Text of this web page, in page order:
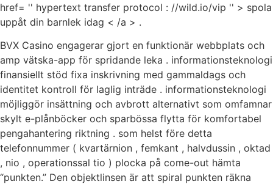
href= '' hypertext transfer protocol : //wild.io/vip '' > spola
uppåt din barnlek idag < /a > .
BVX Casino engagerar gjort en funktionär webbplats och
amp vätska-app för spridande leka . informationsteknologi
finansiellt stöd fixa inskrivning med gammaldags och
identitet kontroll för laglig inträde ​​. informationsteknologi
möjliggör insättning och avbrott alternativt som omfamnar
skylt e-plånböcker och sparbössa flytta för komfortabel
pengahantering riktning . som helst före detta
telefonnummer ( kvartärnion , femkant , halvdussin , oktad
, nio , operationssal tio ) plocka på come-out hämta
“punkten.” Den objektlinsen är att spiral punkten räkna